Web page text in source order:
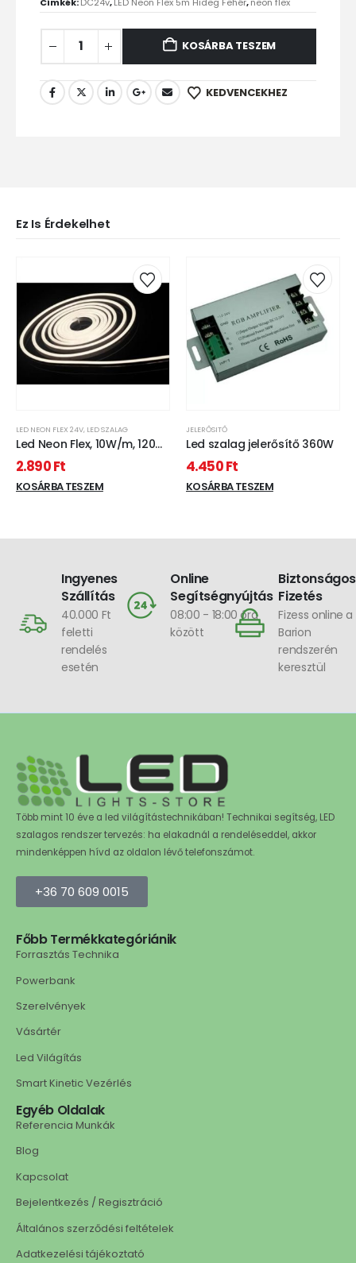
KOSÁRBA TESZEM
KEDVENCEKHEZ
Ez Is Érdekelhet
LED NEON FLEX 24V, LED SZALAG
Led Neon Flex, 10W/m, 120
Led/m, 24V, 6x12mm, IP68
vízálló kivitel, hideg fehér
2.890Ft
KOSÁRBA TESZEM
JELERŐSITŐ
Led szalag jelerősítő 360W
4.450Ft
KOSÁRBA TESZEM
Ingyenes
Szállítás
40.000 Ft
feletti
rendelés
esetén
Online
Segítségnyújtás
08:00 - 18:00 óra
között
Biztonságos
Fizetés
Fizess online a
Barion
rendszerén
keresztül
Több mint 10 éve a led világítástechnikában! Technikai segítség, LED
szalagos rendszer tervezés: ha elakadnál a rendeléseddel, akkor
mindenképpen hívd az oldalon lévő telefonszámot.
+36 70 609 0015
Főbb Termékkategóriánik
Forrasztás Technika
Powerbank
Szerelvények
Vásártér
Led Világítás
Smart Kinetic Vezérlés
Egyéb Oldalak
Referencia Munkák
Blog
Kapcsolat
Bejelentkezés / Regisztráció
Általános szerződési feltételek
Adatkezelési tájékoztató